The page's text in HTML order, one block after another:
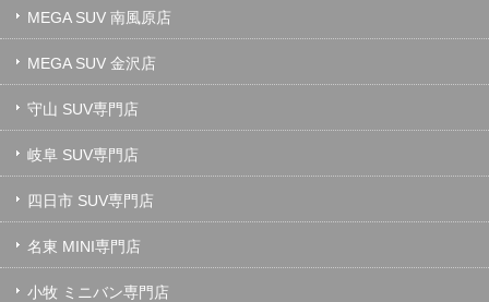
MEGA SUV 南風原店
MEGA SUV 金沢店
守山 SUV専門店
岐阜 SUV専門店
四日市 SUV専門店
名東 MINI専門店
小牧 ミニバン専門店